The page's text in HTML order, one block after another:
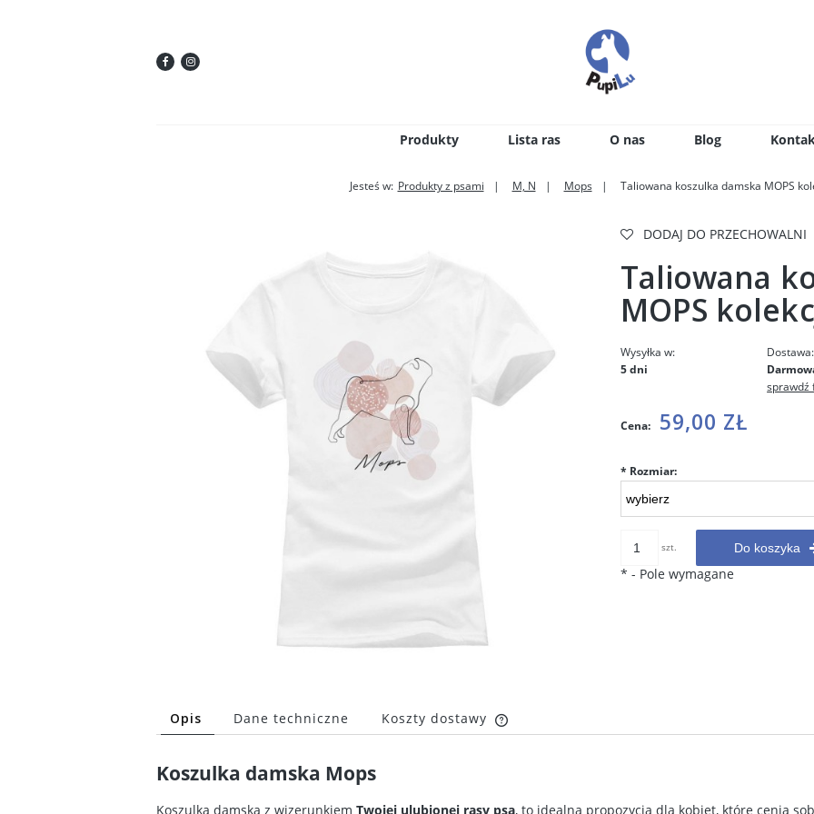
Produkty Lista ras O nas Blog
Jesteś w: Produkty z psami M, N Mops Taliowana koszulka damska MOPS
DODAJ DO PRZECHOWALNI
Taliowana
MOPS
Wysyłka w:
5 dni
Dostawa:
kosztów płatności
sprawdź
Cena: 59,00 ZŁ
* Rozmiar:
szt. Do koszyka
* - Pole wymagane
Opis Dane techniczne Koszty dostawy
Koszulka damska Mops
Koszulka damska z wizerunkiem Twojej ulubionej rasy psa, to idealna propozycja dla kobiet, które cenią